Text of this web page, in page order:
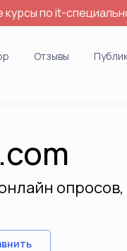
курсы по it-
Отзывы